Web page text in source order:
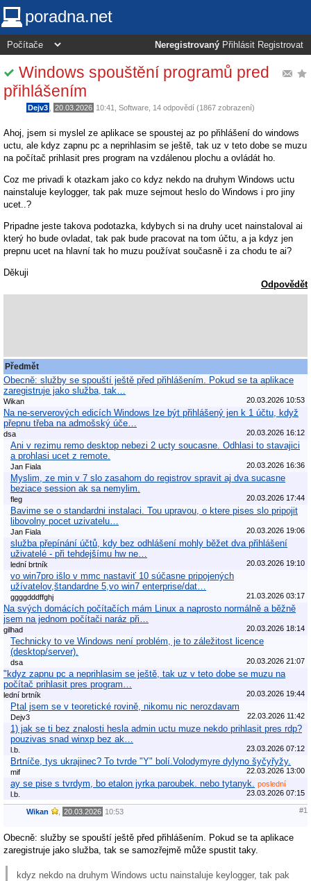
poradna.net
Neregistrovaný Přihlásit Registrovat
Windows spouštění programů pred
přihlášením
Dejv3 20.03.2026 10:41 Software , 14 odpovědí (1867 zobrazení)
Ahoj, jsem si myslel ze aplikace se spoustej az po přihlášení do windows
uctu, ale kdyz zapnu pc a neprihlasim se ještě, tak uz v teto dobe se muzu
na počítač prihlasit pres program na vzdálenou plochu a ovládát ho.
Coz me privadi k otazkam jako co kdyz nekdo na druhym Windows uctu
nainstaluje keylogger, tak pak muze sejmout heslo do Windows i pro jiny
ucet..?
Pripadne jeste takova podotazka, kdybych si na druhy ucet nainstaloval ai
který ho bude ovladat, tak pak bude pracovat na tom účtu, a ja kdyz jen
prepnu ucet na hlavní tak ho muzu používat současně i za chodu te ai?
Děkuji
Odpovědět
Předmět
Obecně: služby se spouští ještě před přihlášením. Pokud se ta aplikace
zaregistruje jako služba, tak…
Wikan 20.03.2026 10:53
Na ne-serverových edicích Windows lze být přihlášený jen k 1 účtu, když
přepnu třeba na admošský úče…
dsa 20.03.2026 16:12
Ani v rezimu remo desktop nebezi 2 ucty soucasne. Odhlasi to stavajici
a prohlasi ucet z remote.
Jan Fiala 20.03.2026 16:36
Myslim, ze min v 7 slo zasahom do registrov spravit aj dva sucasne
beziace session ak sa nemylim.
fleg 20.03.2026 17:44
Bavime se o standardni instalaci. Tou upravou, o ktere pises slo pripojit
libovolny pocet uzivatelu…
Jan Fiala 20.03.2026 19:06
služba přepínání účtů, kdy bez odhlášení mohly běžet dva přihlášení
uživatelé - při tehdejšímu hw ne…
lední brtník 20.03.2026 19:10
vo win7pro išlo v mmc nastaviť 10 súčasne pripojených
užívatelov,štandardne 5,vo win7 enterprise/dat…
ggggdddffghj 21.03.2026 03:17
Na svých domácích počítačích mám Linux a naprosto normálně a běžně
jsem na jednom počítači naráz při…
gilhad 20.03.2026 18:14
Technicky to ve Windows není problém, je to záležitost licence
(desktop/server).
dsa 20.03.2026 21:07
"kdyz zapnu pc a neprihlasim se ještě, tak uz v teto dobe se muzu na
počítač prihlasit pres program…
lední brtník 20.03.2026 19:44
Ptal jsem se v teoretické rovině, nikomu nic nerozdavam
Dejv3 22.03.2026 11:42
1) jak se ti bez znalosti hesla admin uctu muze nekdo prihlasit pres rdp?
pouzivas snad winxp bez ak…
l.b. 23.03.2026 07:12
Brtníče, tys ukrajinec? To tvrde "Y" bolí.Volodymyre dylyno šyčyřyžy.
mif 22.03.2026 13:00
ay se pise s tvrdym, bo etalon jyrka paroubek. nebo tytanyk.
poslední
l.b.
23.03.2026 07:15
Wikan 20.03.2026 10:53 #1
Obecně: služby se spouští ještě před přihlášením. Pokud se ta aplikace
zaregistruje jako služba, tak se samozřejmě může spustit taky.
kdyz nekdo na druhym Windows uctu nainstaluje keylogger, tak pak